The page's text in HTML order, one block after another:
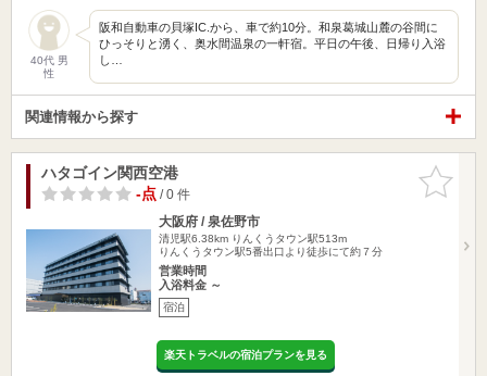
40代 男
性
阪和自動車の貝塚IC.から、車で約10分。和泉葛城山麓の谷間に
ひっそりと湧く、奥水間温泉の一軒宿。平日の午後、日帰り入浴
し…
関連情報から探す
お気に入
りに追加
ハタゴイン関西空港
-点/ 0 件
大阪府 / 泉佐野市
清児駅6.38km りんくうタウン駅513m
りんくうタウン駅5番出口より徒歩にて約７分
営業時間
入浴料金 ～
宿泊
楽天トラベルの宿泊プランを見る